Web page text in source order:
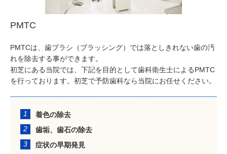
PMTC
PMTCは、歯ブラシ（ブラッシング）では落としきれない歯の汚
れを除去する事ができます。
初芝にある当院では、下記を目的として歯科衛生士によるPMTC
を行っております。初芝で予防歯科なら当院にお任せください。
着色の除去
歯垢、歯石の除去
症状の早期発見